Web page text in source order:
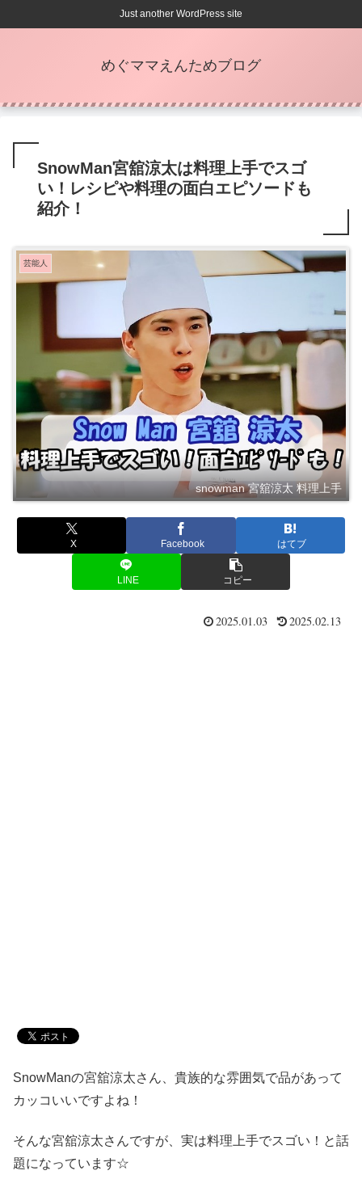
Just another WordPress site
めぐママえんためブログ
SnowMan宮舘涼太は料理上手でスゴ
い！レシピや料理の面白エピソードも
紹介！
芸能人
snowman 宮舘涼太 料理上手
X Facebook はてブ
LINE コピー
2025.01.03 2025.02.13
SnowManの宮舘涼太さん、貴族的な雰囲気で品があって
カッコいいですよね！
そんな宮舘涼太さんですが、実は料理上手でスゴい！と話
題になっています☆